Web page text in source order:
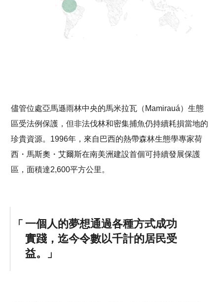
儘管位處亞馬遜雨林中央的馬米拉瓦（Mamirauá）生態
區受法例保護，但非法伐林和密集捕魚仍持續耗損當地的
珍貴資源。1996年，來自巴西的熱帶森林生態學專家荷
西・馬斯奧・艾爾斯在南美洲建設首個可持續發展保護
區，面積達2,600平方公里。
一個人的夢想通過各種方式成功
實踐，迄今令數以千計的居民受
益。